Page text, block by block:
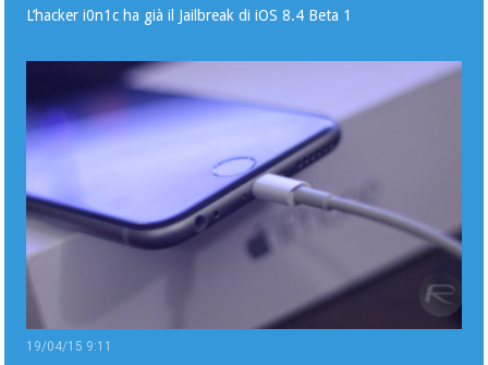
L’hacker i0n1c ha già il Jailbreak di iOS 8.4 Beta 1
19/04/15 9:11